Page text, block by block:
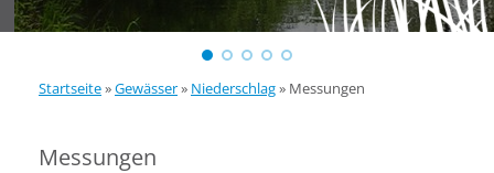
Startseite»Gewässer» Niederschlag» Messungen
Messungen